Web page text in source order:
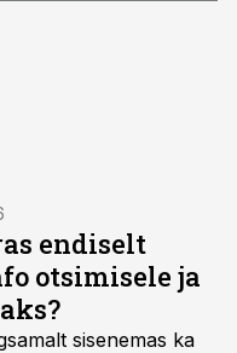
endiselt
otsimisele ja
sisenemas ka